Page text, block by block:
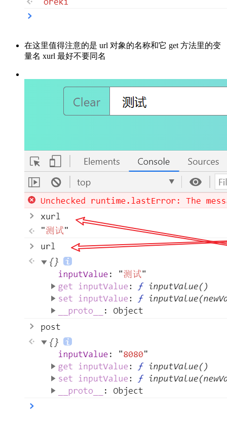
在这里值得注意的是 url 对象的名称和它 get 方法里的变
量名 xurl 最好不要同名